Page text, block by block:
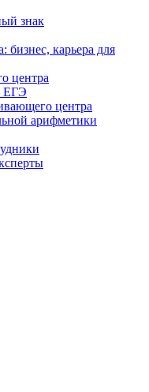
знак
карьера для
центра
ЕГЭ
центра
арифметики